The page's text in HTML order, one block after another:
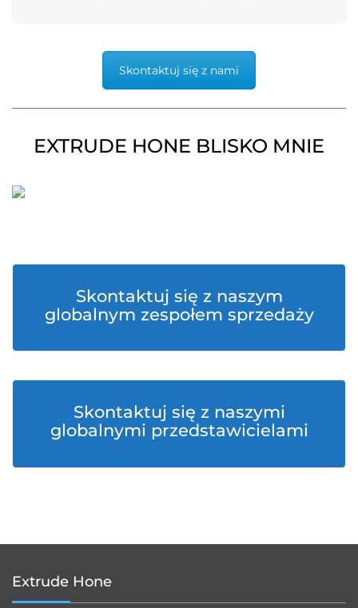
Skontaktuj się z nami
EXTRUDE HONE BLISKO MNIE
Skontaktuj się z naszym
globalnym zespołem sprzedaży
Skontaktuj się z naszymi
globalnymi przedstawicielami
Extrude Hone